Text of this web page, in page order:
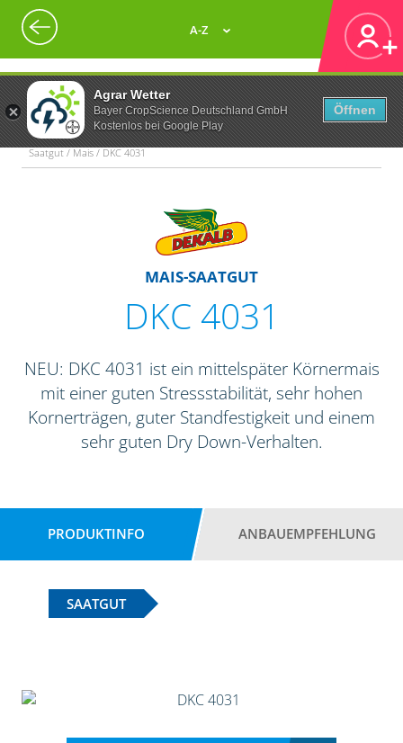
Agrar Wetter
Bayer CropScience Deutschland GmbH
Kostenlos bei Google Play
Öffnen
A-Z
Saatgut / Mais / DKC 4031
MAIS-SAATGUT
DKC 4031
NEU: DKC 4031 ist ein mittelspäter Körnermais
mit einer guten Stressstabilität, sehr hohen
Kornerträgen, guter Standfestigkeit und einem
sehr guten Dry Down-Verhalten.
PRODUKTINFO ANBAUEMPFEHLUNG
SAATGUT